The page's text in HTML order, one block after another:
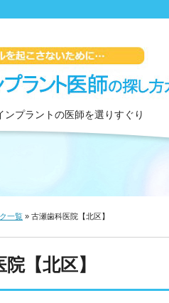
プラントの医師を選りすぐり
一覧 » 古瀬歯科医院【北区】
【北区】